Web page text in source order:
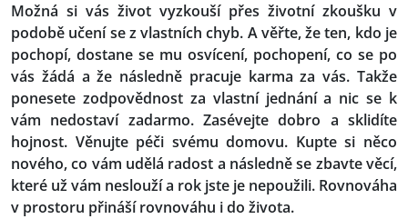
Možná si vás život vyzkouší přes životní zkoušku v
podobě učení se z vlastních chyb. A věřte, že ten, kdo je
pochopí, dostane se mu osvícení, pochopení, co se po
vás žádá a že následně pracuje karma za vás. Takže
ponesete zodpovědnost za vlastní jednání a nic se k
vám nedostaví zadarmo. Zasévejte dobro a sklidíte
hojnost. Věnujte péči svému domovu. Kupte si něco
nového, co vám udělá radost a následně se zbavte věcí,
které už vám neslouží a rok jste je nepoužili. Rovnováha
v prostoru přináší rovnováhu i do života.